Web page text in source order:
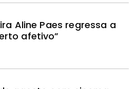
Aline Paes regressa a
afetivo”